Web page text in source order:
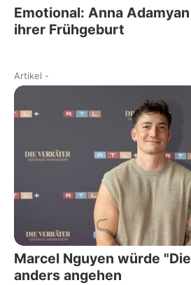
Emotional: Anna
ihrer Frühgeburt
Artikel -
Marcel Nguyen würde
anders angehen